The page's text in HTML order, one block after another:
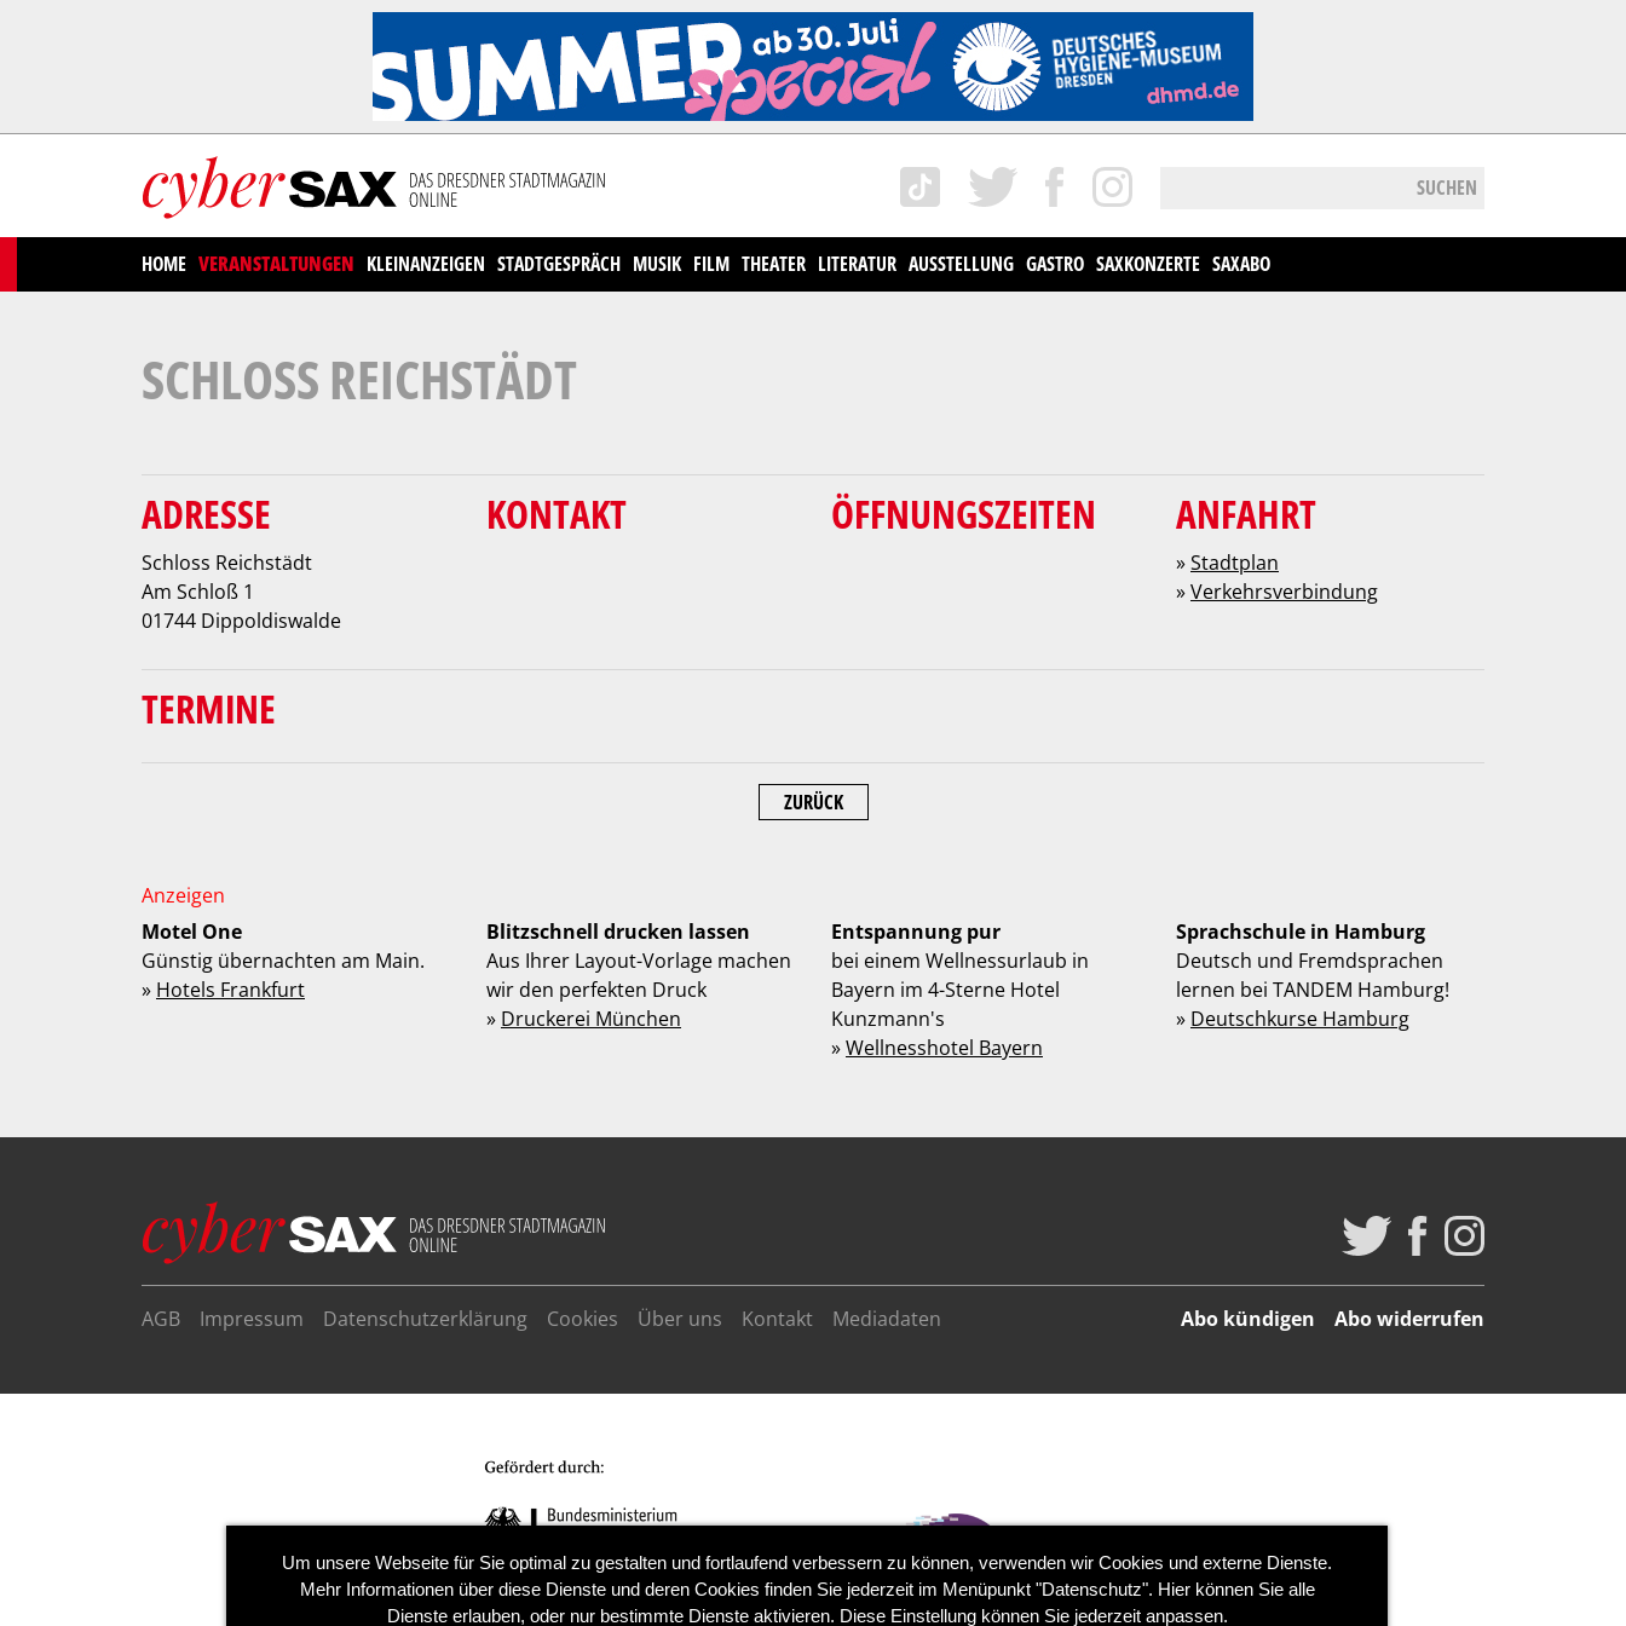
SUCHEN
HOME VERANSTALTUNGEN KLEINANZEIGEN STADTGESPRÄCH MUSIK FILM THEATER LITERATUR AUSSTELLUNG GASTRO SAXKONZERTE SAXABO
SCHLOSS REICHSTÄDT
ADRESSE
Schloss Reichstädt
Am Schloß 1
01744 Dippoldiswalde
KONTAKT ÖFFNUNGSZEITEN ANFAHRT
»Stadtplan
»Verkehrsverbindung
TERMINE
ZURÜCK
Motel One
Günstig übernachten am Main.
» Hotels Frankfurt
Blitzschnell drucken lassen
Aus Ihrer Layout-Vorlage machen
wir den perfekten Druck
» Druckerei München
Entspannung pur
bei einem Wellnessurlaub in
Bayern im 4-Sterne Hotel
Kunzmann's
»Wellnesshotel Bayern
Sprachschule in Hamburg
Deutsch und Fremdsprachen
lernen bei TANDEM Hamburg!
» Deutschkurse Hamburg
AGB Impressum Datenschutzerklärung Cookies Über uns Kontakt Mediadaten Abo kündigen Abo widerrufen
Um unsere Webseite für Sie optimal zu gestalten und fortlaufend verbessern zu können, verwenden wir Cookies und externe Dienste.
Mehr Informationen über diese Dienste und deren Cookies finden Sie jederzeit im Menüpunkt "Datenschutz". Hier können Sie alle
Dienste erlauben, oder nur bestimmte Dienste aktivieren. Diese Einstellung können Sie jederzeit anpassen.